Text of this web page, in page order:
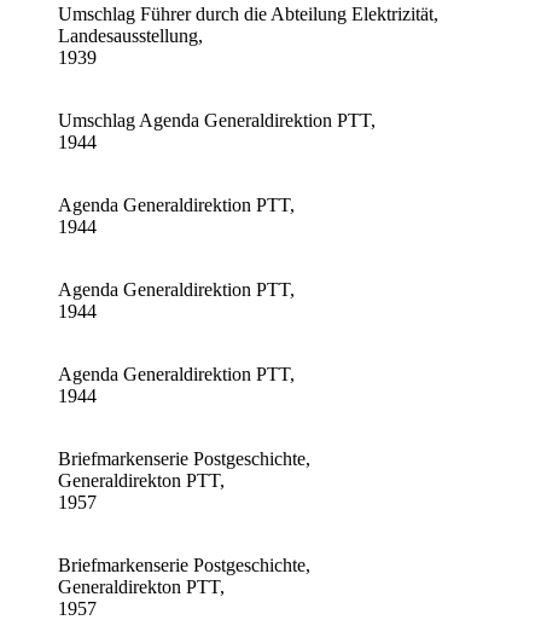
Umschlag Führer durch die Abteilung Elektrizität,
Landesausstellung,
1939
Umschlag Agenda Generaldirektion PTT,
1944
Agenda Generaldirektion PTT,
1944
Agenda Generaldirektion PTT,
1944
Agenda Generaldirektion PTT,
1944
Briefmarkenserie Postgeschichte,
Generaldirekton PTT,
1957
Briefmarkenserie Postgeschichte,
Generaldirekton PTT,
1957